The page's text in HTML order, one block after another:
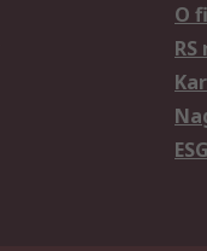
O
ESG